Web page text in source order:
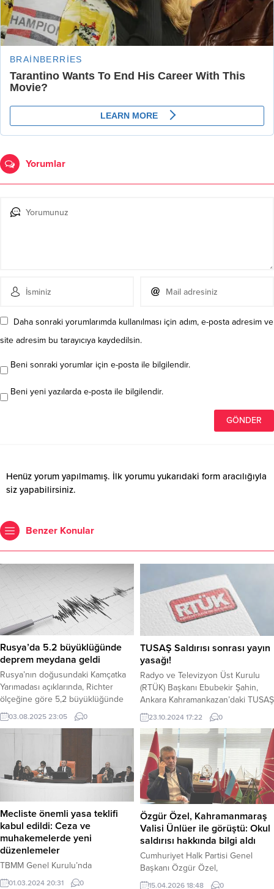
Yorumlar
Daha sonraki yorumlarımda kullanılması için adım, e-posta adresim ve
site adresim bu tarayıcıya kaydedilsin.
Beni sonraki yorumlar için e-posta ile bilgilendir.
Beni yeni yazılarda e-posta ile bilgilendir.
Henüz yorum yapılmamış. İlk yorumu yukarıdaki form aracılığıyla
siz yapabilirsiniz.
Benzer Konular
Rusya’da 5.2 büyüklüğünde
deprem meydana geldi
Rusya’nın doğusundaki Kamçatka
Yarımadası açıklarında, Richter
ölçeğine göre 5,2 büyüklüğünde
bir deprem meydana geldi.
Okyanus tabanının 26 kilometre
altında gerçekleşen depremin,
olabileceği belirtiliyor. Haber
Merkezi – Dünyanın sismik olarak
en hareketli bölgelerinden biri olan
alan Rusya’ya bağlı Kamçatka
Yarımadası, bu akşam...
03.08.2025 23:05 0
TUSAŞ Saldırısı sonrası yayın
yasağı!
Radyo ve Televizyon Üst Kurulu
(RTÜK) Başkanı Ebubekir Şahin,
Ankara Kahramankazan’daki TUSAŞ
tesislerine düzenlenen terör
saldırısıyla ilgili önemli bir açıklama
yaptı. Şahin, saldırı sonrasında
mahkeme tarafından yayın yasağı
kararı alındığını duyurdu. Şahin,
sosyal medya hesabından yaptığı
açıklamada, “TUSAŞ’ın
Kahramankazan tesislerine yönelik
terör saldırısı sonrasında mahkeme
tarafından yayın yasağı kararı
alınmıştır.”...
23.10.2024 17:22 0
Mecliste önemli yasa teklifi
kabul edildi: Ceza ve
muhakemelerde yeni
düzenlemeler
TBMM Genel Kurulu’nda
görüşmeleri devam eden Ceza
01.03.2024 20:31 0
Özgür Özel, Kahramanmaraş
Valisi Ünlüer ile görüştü: Okul
saldırısı hakkında bilgi aldı
Cumhuriyet Halk Partisi Genel
Başkanı Özgür Özel,
Kahramanmaraş’ta meydana gelen
15.04.2026 18:48 0